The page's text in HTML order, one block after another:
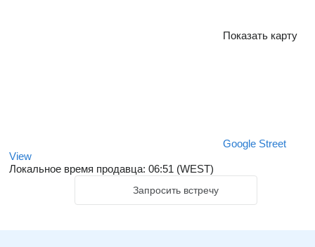
Показать карту
Google Street
View
Локальное время продавца: 06:51 (WEST)
Запросить встречу